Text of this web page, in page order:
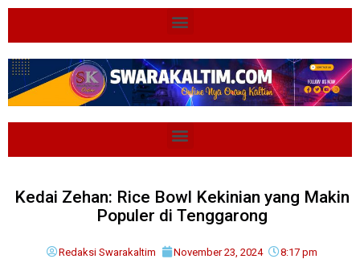
Kedai Zehan: Rice Bowl Kekinian yang Makin
Populer di Tenggarong
Redaksi Swarakaltim November 23, 2024 8:17 pm